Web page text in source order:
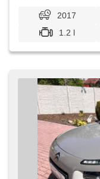
2017
1.2 l